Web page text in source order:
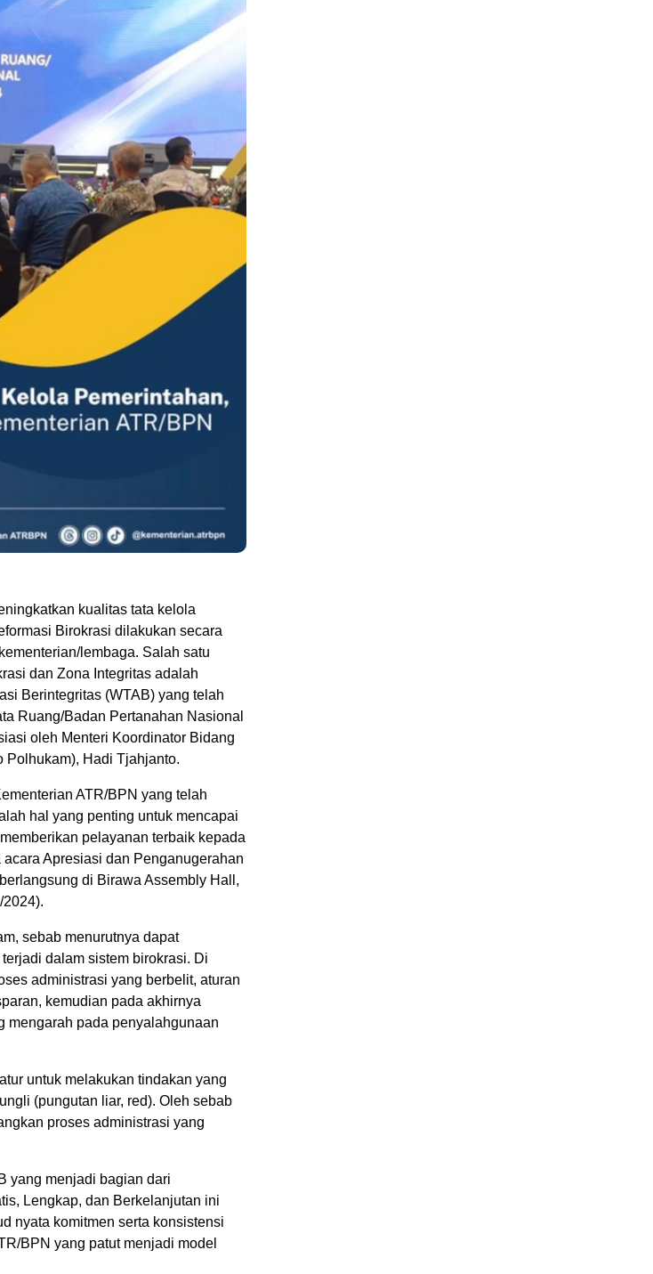
kualitas tata kelola
Birokrasi dilakukan secara
lembaga. Salah satu
dan Zona Integritas adalah
Berintegritas (WTAB) yang telah
Ruang/Badan Pertanahan Nasional
oleh Menteri Koordinator Bidang
Polhukam), Hadi Tjahjanto.
ATR/BPN yang telah
hal yang penting untuk mencapai
pelayanan terbaik kepada
Apresiasi dan Penganugerahan
di Birawa Assembly Hall,
sebab menurutnya dapat
dalam sistem birokrasi. Di
administrasi yang berbelit, aturan
kemudian pada akhirnya
mengarah pada penyalahgunaan
untuk melakukan tindakan yang
(pungutan liar, red). Oleh sebab
proses administrasi yang
yang menjadi bagian dari
Lengkap, dan Berkelanjutan ini
nyata komitmen serta konsistensi
BPN yang patut menjadi model